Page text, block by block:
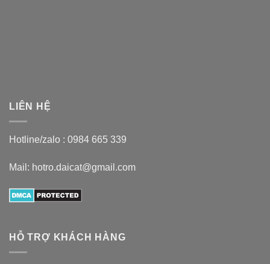
LIÊN HỆ
Hotline/zalo : 0984 665 339
Mail: hotro.daicat@gmail.com
HỖ TRỢ KHÁCH HÀNG